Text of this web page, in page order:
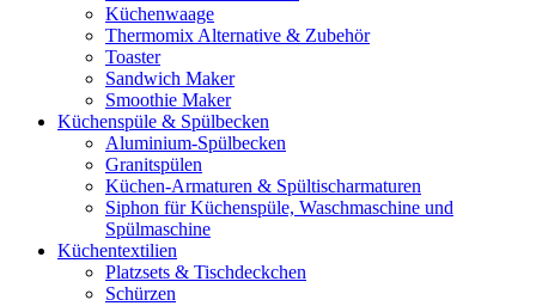
Küchenwaage
Thermomix Alternative & Zubehör
Toaster
Sandwich Maker
Smoothie Maker
Küchenspüle & Spülbecken
Aluminium-Spülbecken
Granitspülen
Küchen-Armaturen & Spültischarmaturen
Siphon für Küchenspüle, Waschmaschine und
Spülmaschine
Küchentextilien
Platzsets & Tischdeckchen
Schürzen